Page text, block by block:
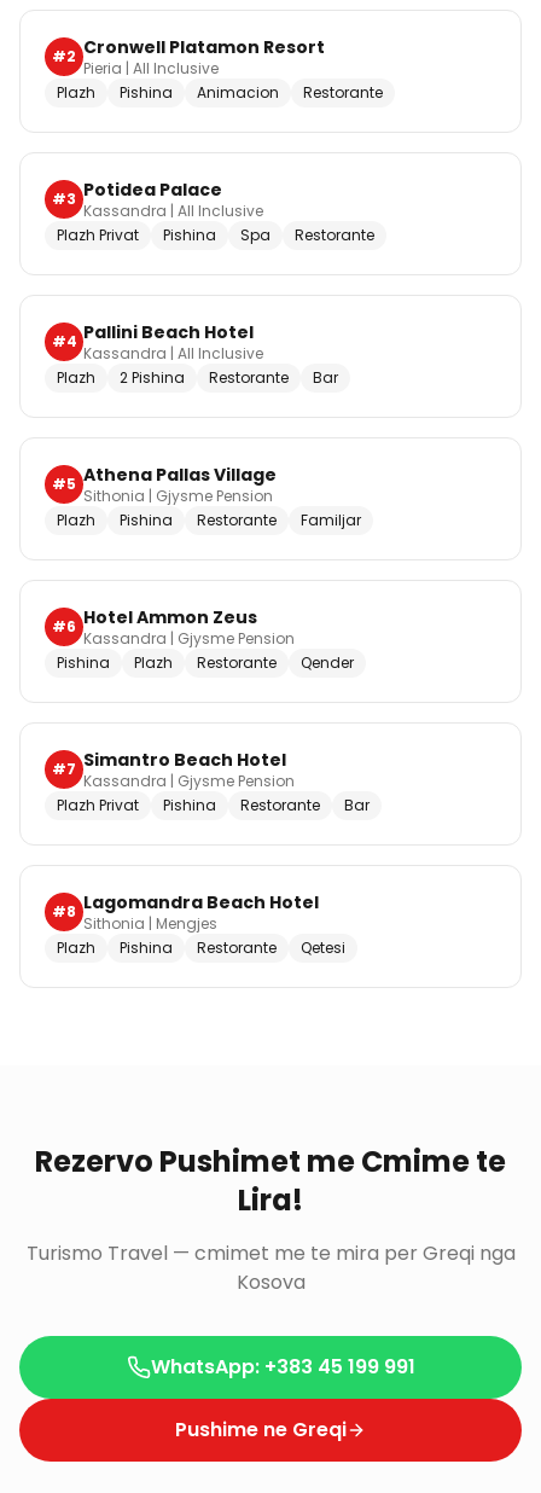
#2 Cronwell Platamon Resort
Pieria | All Inclusive
Plazh
Pishina Animacion Restorante
#3 Potidea Palace
Kassandra | All Inclusive
Plazh Privat
Pishina Spa Restorante
#4 Pallini Beach Hotel
Kassandra | All Inclusive
Plazh
2 Pishina Restorante Bar
#5 Athena Pallas Village
Sithonia | Gjysme Pension
Plazh
Pishina Restorante Familjar
#6 Hotel Ammon Zeus
Kassandra | Gjysme Pension
Pishina
Plazh Restorante Qender
#7 Simantro Beach Hotel
Kassandra | Gjysme Pension
Plazh Privat
Pishina Restorante Bar
#8 Lagomandra Beach Hotel
Sithonia | Mengjes
Plazh
Pishina Restorante Qetesi
Rezervo Pushimet me Cmime te
Lira!
Turismo Travel — cmimet me te mira per Greqi nga
Kosova
WhatsApp: +383 45 199 991
Pushime ne Greqi